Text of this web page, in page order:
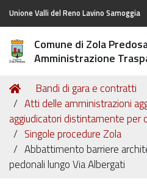
Unione Valli del Reno Lavino Samoggia
Comune di Zola
Amministrazione
Tu
sei
qui:
Home
Bandi di gara e contratti
Atti delle amministrazioni
aggiudicatori distintamente per
Singole procedure Zola
Abbattimento barriere
pedonali lungo Via Albergati